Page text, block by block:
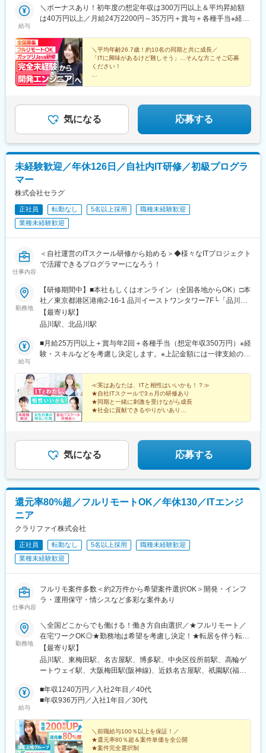
市淀川区西中島6-2-3 チサンマンション第七新大阪1022号室
駅、西日暮里駅、町田駅、赤羽駅、中野駅(東京都)、目黒駅、錦糸
町駅、調布駅、上野駅、小平駅、立川駅、日本橋駅(東京都)、吉祥
駅、国立駅、玉川上水駅、東久留米駅、豊田駅、藤沢駅、横須賀
駅、相模原駅、川崎駅、平塚駅、茅ケ崎駅、大和駅(神奈川県)、海
老名駅(相模線)、本厚木駅、小田原駅、鎌倉駅、秦野駅、座間駅、
伊勢原駅、逗子駅、三崎口駅、船橋駅、松戸駅、市川駅、柏駅、
五井駅、千葉駅、流山おおたかの森駅、八千代台駅、習志野駅、
鎌ケ谷駅、印西牧の原駅、四街道駅、新津田沼駅、銚子駅、川口
駅、川越駅、所沢駅、飯能駅、越谷駅、草加駅、春日部駅、上尾
駅、和光市駅、熊谷駅、新座駅、狭山市駅、入間市駅、三郷駅(埼
小樽駅、旭川駅、室蘭駅、釧路駅、帯広駅、北見駅、新夕張駅、
苫小牧駅、千歳駅(北海道)、青森駅、八戸駅、弘前駅、下北駅、五
台駅、石巻駅、杜せきのした駅、新田駅(宮城県)、くりこま高原
島県)、会津若松駅、須賀川駅、白河駅、喜多方駅、秋田駅、横手
駅、能代駅、湯沢駅、大久保駅(秋田県)、鷹ノ巣駅、山形駅、鶴岡
手駅、下館駅、笹川駅、牛久駅、龍ケ崎市駅、守谷駅、水海道
駅、宇都宮駅、小山駅、栃木駅、足利駅、佐野駅、那須塩原駅、
駅(群馬県)、伊勢崎駅、桐生駅、館林駅、渋川駅、長野駅、松本
駅、上田駅、佐久平駅、飯田駅(長野県)、豊科駅、中野松川駅、飯
山駅、須坂駅、広丘駅、甲府駅、竜王駅、石和温泉駅、富士山
駅、山梨市駅、都留市駅、韮崎駅、大月駅、富山駅、越中中川
駅、砺波駅、黒部駅、魚津駅、滑川駅、金沢駅、福井駅(福井県)、
敦賀駅、浜松駅、静岡駅、富士駅、沼津駅、磐田駅、藤枝駅、岡
崎駅、豊橋駅、名古屋駅、金山駅(愛知県)、伏見駅(愛知県)、刈谷
駅、可児駅、四日市駅、津駅、名張駅、大阪駅、布施駅、豊中
駅、吹田駅(東海道本線)、茨木駅、なんば駅(地下鉄)、心斎橋駅、
天王寺駅、高槻市駅、京都駅、山科駅、宇治駅(奈良線)、亀岡駅、
奈良駅、天理駅、和歌山駅、姫路駅、西宮駅(ＪＲ線)、尼崎駅(東
海道本線)、明石駅、神戸駅(兵庫県)、宝塚駅、伊丹駅(阪急線)、芦
県)、尾道駅、下関駅、山口駅(山口県)、宇部駅、鳥取駅、米子
駅、境港駅、松江駅、出雲市駅、高知駅、古津賀駅、ＪＲ松山駅
前駅、今治駅、宇和島駅、高松駅(香川県)、丸亀駅、徳島駅、阿南
駅、鳴門駅、久留米駅、小倉駅(福岡県)、大牟田駅、筑紫駅、天神
駅、博多駅、中洲川端駅、大分駅、別府駅(大分県)、中津駅(大分
県)、宮崎駅、延岡駅、都城駅、鹿児島駅、熊本駅、佐賀駅、長崎
駅、牛田駅(東京都)、池ノ上駅、蓮沼駅、西葛西駅、板橋区役所前
駅、京王八王子駅、西日暮里駅(舎人ライナー)、赤羽岩淵駅、不動
前駅、住吉駅(東京都)、布田駅、稲荷町駅(東京都)、立川北駅、三
越前駅、桜街道駅、逸見駅、京急川崎駅、北茅ケ崎駅、和田塚
駅、入谷駅(神奈川県)、逗子・葉山駅、京成船橋駅、京成千葉駅、
北習志野駅、野田市駅、京成成田駅、津田沼駅、仲ノ町駅、東飯
能駅、北朝霞駅、さっぽろ駅、函館駅前駅、津軽五所川原駅、田
田駅、南豊科駅、上大月駅、志貴野中学校前駅、新魚津駅、北鉄
金沢駅、福井駅、新浜松駅、新静岡駅、新豊橋駅、近鉄名古屋
駅、東別院駅、丸の内駅(愛知県)、尾張一宮駅、名鉄岐阜駅、名電
各務原駅、新可児駅、西梅田駅、ＪＲ河内永和駅、大阪難波駅、
四ツ橋駅、大阪阿部野橋駅、高槻駅、九条駅(京都府)、京阪山科
ド駅、宝塚南口駅、新伊丹駅、芦屋川駅、上栄町駅、新八日市
駅、倉敷駅、岡山駅前駅、電鉄出雲市駅、高知駅前駅、宮田町
(福岡県)、櫛田神社前駅、鹿児島駅前駅、熊本駅前駅、長崎駅前
駅、佐世保中央駅、麻布十番駅、新大阪駅、新宿駅(東京メトロ)、
都電雑司ケ谷駅、京橋駅(東京都)、高島町駅、京成関屋駅、東北沢
給与
＼ボーナスあり！初年度の想定年収は300万円以上＆平均昇給額
は40万円以上／月給24万2200円～35万円＋賞与＋各種手当※経
業代（月30時間分、46,000円～69,375円）が含まれます。超過分
については別途支給されます。※試用期間中（3ヶ月）は契約社員
で、月給18.5万円＋諸手当になります。（試用期間中は残業が発
生しません。その他の待遇に変更はありません。）■■自分の市場
価値が上がる■■定量評価×定性評価の明確な基準での評価制度を
にも反映されるようになっています。そのため、平均昇給額は40
万円以上！130万円以上昇給する人もいます！＜年収例＞■年収
380万円（27歳、SE未経験／入社3年目）■年収550万円（27歳、
SE経験者／入社1年目）■年収800万円（29歳、コンサル未経験／
入社2年目）
＼平均年齢26.7歳！約10名の同期と共に成長／
「ITに興味があるけど難しそう」…そんな方こそご応募
ください！
★年休125日＆残業月10h程度
気になる 応募する
未経験歓迎／年休126日／自社内IT研修／初級プログラ
マー
株式会社セラグ
正社員 転勤なし 5名以上採用
職種未経験歓迎
業種未経験歓迎
仕事内容
＜自社運営のITスクール研修から始める＞◆様々なITプロジェクト
で活躍できるプログラマーになろう！
勤務地
【研修期間中】■本社もしくはオンライン（全国各地からOK）□本
社／東京都港区港南2-16-1 品川イーストワンタワー7F└「品川
駅」より徒歩3分【研修終了後】■東京23区を中心とした全国各地
のITプロジェクト先※勤務地は希望を考慮します。※転居を伴う転
フルリモート・在宅勤務はプロジェクトによって異なります。
【最寄り駅】
品川駅、北品川駅
給与
■月給25万円以上＋賞与年2回＋各種手当（想定年収350万円）※経
験・スキルなどを考慮し決定します。※上記金額には一律支給の住
（期間中は月給23万円以上で、その他の待遇に変更なし）☆経験
がある方は、現職・前職給与を考慮します。
≪実はあなたは、ITと相性はいいかも！？≫
★自社ITスクールで3ヵ月の研修あり
★同期と一緒に刺激を受けながら成長
★社会に貢献できるやりがいあり
気になる 応募する
還元率80%超／フルリモートOK／年休130／ITエンジ
ニア
クラリファイ株式会社
正社員 転勤なし 5名以上採用
職種未経験歓迎
業種未経験歓迎
仕事内容
フルリモ案件多数＜約2万件から希望案件選択OK＞開発・インフ
ラ・運用保守・情シスなど多彩な案件あり
勤務地
＼全国どこからでも働ける！働き方自由選択／★フルリモート／
在宅ワークOK◎★勤務地は希望を考慮し決定！★転居を伴う転勤
なし★東京・大阪・名古屋・北海道・福岡など、全国の希望勤務
地で勤務可能！★上京・地方移住など、ライフスタイルに合わせ
た働き方も実現できます！★U/Iターン歓迎！★自動車通勤可能
阪支社】大阪府大阪市北区梅田1-12-12 東京建物梅田ビル12F【名
古屋支社】愛知県名古屋市西区名駅1-1-17 名駅ダイヤメイテツビ
ル1F【北海道支社】北海道札幌市中央区南2条西10-1000-24
TAKETOビル
【最寄り駅】
品川駅、東梅田駅、名古屋駅、博多駅、中央区役所前駅、高輪ゲ
ートウェイ駅、大阪梅田駅(阪神線)、近鉄名古屋駅、祇園駅(福岡
８丁目駅
給与
■年収1240万円／入社2年目／40代
■年収936万円／入社1年目／30代
＼前職給与100％以上を保証！／
★還元率80％超＆案件単価を全公開
★案件完全選択制